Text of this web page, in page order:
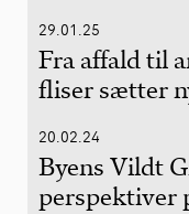
29.01.25
Fra affald til
fliser sætter
20.02.24
Byens Vildt
perspektiver